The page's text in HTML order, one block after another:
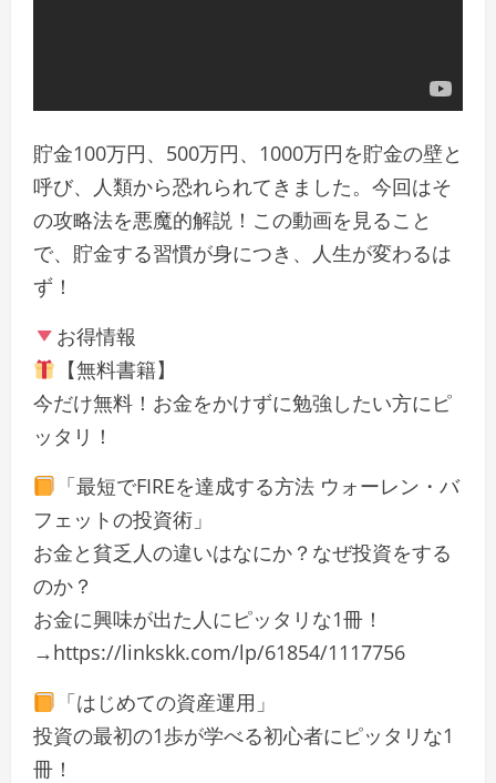
貯金100万円、500万円、1000万円を貯金の壁と
呼び、人類から恐れられてきました。今回はそ
の攻略法を悪魔的解説！この動画を見ること
で、貯金する習慣が身につき、人生が変わるは
ず！
お得情報
【無料書籍】
今だけ無料！お金をかけずに勉強したい方にピ
ッタリ！
「最短でFIREを達成する方法 ウォーレン・バ
フェットの投資術」
お金と貧乏人の違いはなにか？なぜ投資をする
のか？
お金に興味が出た人にピッタリな1冊！
→https://linkskk.com/lp/61854/1117756
「はじめての資産運用」
投資の最初の1歩が学べる初心者にピッタリな1
冊！